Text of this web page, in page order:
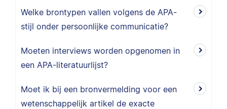
Welke brontypen vallen volgens de APA-
stijl onder persoonlijke communicatie?
Moeten interviews worden opgenomen in
een APA-literatuurlijst?
Moet ik bij een bronvermelding voor een
wetenschappelijk artikel de exacte